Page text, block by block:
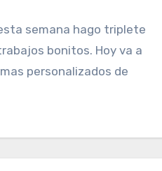
semana hago triplete
bonitos. Hoy va a
personalizados de